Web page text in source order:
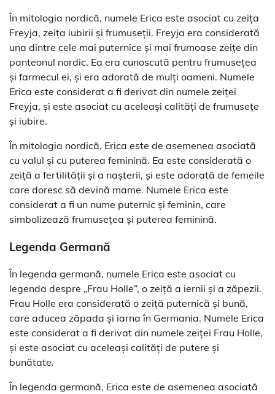
În mitologia nordică, numele Erica este asociat cu zeița
Freyja, zeița iubirii și frumuseții. Freyja era considerată
una dintre cele mai puternice și mai frumoase zeițe din
panteonul nordic. Ea era cunoscută pentru frumusețea
și farmecul ei, și era adorată de mulți oameni. Numele
Erica este considerat a fi derivat din numele zeiței
Freyja, și este asociat cu aceleași calități de frumusețe
și iubire.
În mitologia nordică, Erica este de asemenea asociată
cu valul și cu puterea feminină. Ea este considerată o
zeiță a fertilității și a nașterii, și este adorată de femeile
care doresc să devină mame. Numele Erica este
considerat a fi un nume puternic și feminin, care
simbolizează frumusețea și puterea feminină.
Legenda Germană
În legenda germană, numele Erica este asociat cu
legenda despre „Frau Holle”, o zeiță a iernii și a zăpezii.
Frau Holle era considerată o zeiță puternică și bună,
care aducea zăpada și iarna în Germania. Numele Erica
este considerat a fi derivat din numele zeiței Frau Holle,
și este asociat cu aceleași calități de putere și
bunătate.
În legenda germană, Erica este de asemenea asociată